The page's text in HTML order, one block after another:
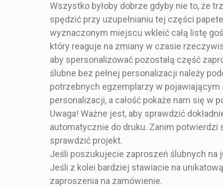
Wszystko byłoby dobrze gdyby nie to, że
spędzić przy uzupełnianiu tej części
wyznaczonym miejscu wkleić całą listę
który reaguje na zmiany w czasie
aby spersonalizować pozostałą część
ślubne bez pełnej personalizacji należy
potrzebnych egzemplarzy w pojawiającym
personalizacji, a całość pokaże nam się
Uwaga! Ważne jest, aby sprawdzić
automatycznie do druku. Zanim
sprawdzić projekt.
Jeśli poszukujecie zaproszeń ślubnych
Jeśli z kolei bardziej stawiacie na
zaproszenia na zamówienie.
Rozmiar
Kształt
Zestaw Zawiera
Rodzaj Składania
złote lub
motywem
kalką i
DOSTĘPNOŚĆ
CENA
OPIS
- Styl